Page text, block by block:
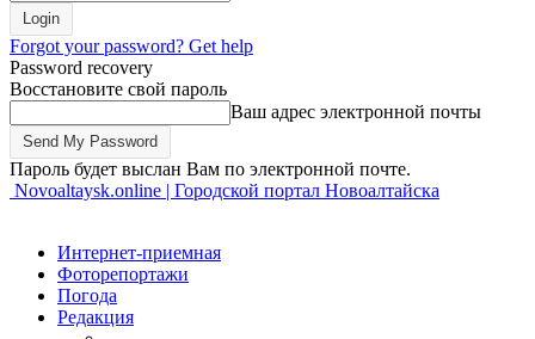
Forgot your password? Get help
Password recovery
Восстановите свой пароль
Ваш адрес электронной почты
Пароль будет выслан Вам по электронной почте.
Novoaltaysk.online | Городской портал Новоалтайска
Интернет-приемная
Фоторепортажи
Погода
Редакция